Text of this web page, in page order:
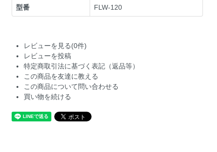
型番 FLW-120
レビューを見る(0件)
レビューを投稿
特定商取引法に基づく表記（返品等）
この商品を友達に教える
この商品について問い合わせる
買い物を続ける